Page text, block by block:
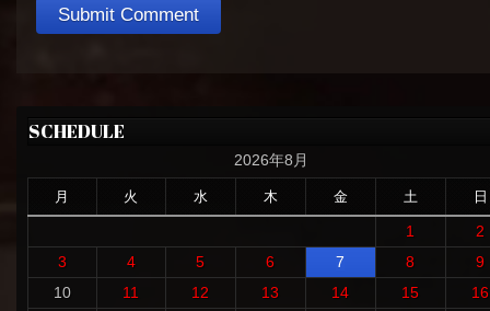
SCHEDULE
2026年8月
月 火 水 木 金 土 日
1
2
3
4 5 6 7 8
9
10
11 12 13 14 15
16